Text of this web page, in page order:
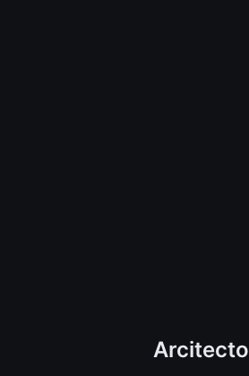
Arcitecto